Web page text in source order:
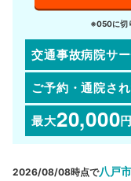
※050に切
交通事故病院サ
ご予約・通院さ
最大20,000円
2026/08/08時点で八戸市